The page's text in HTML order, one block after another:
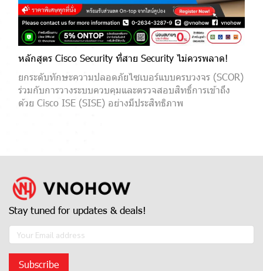
หลักสูตร Cisco Security ที่สาย Security ไม่ควรพลาด!
ยกระดับทักษะความปลอดภัยไซเบอร์แบบครบวงจร (SCOR)
ร่วมกับการวางระบบควบคุมและตรวจสอบสิทธิ์การเข้าถึง
ด้วย Cisco ISE (SISE) อย่างมีประสิทธิภาพ
Stay tuned for updates & deals!
Subscribe